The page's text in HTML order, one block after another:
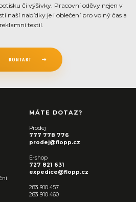
či výšivky. Pracovní oděvy nejen v
naší nabídky je i oblečení pro volný čas a
reklamní textil.
KONTAKT
MÁTE DOTAZ?
Prodej
777 778 776
prodej@flopp.cz
E-shop
727 821 631
expedice@flopp.cz
283 910 457
283 910 460